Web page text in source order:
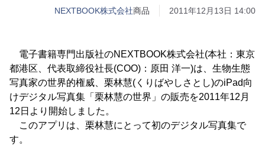
NEXTBOOK株式会社商品 2011年12月13日 14:00
電子書籍専門出版社のNEXTBOOK株式会社(本社：東京
都港区、代表取締役社長(COO)：原田 洋一)は、生物生態
写真家の世界的権威、栗林慧(くりばやしさとし)のiPad向
けデジタル写真集「栗林慧の世界」の販売を2011年12月
12日より開始しました。
このアプリは、栗林慧にとって初のデジタル写真集で
す。